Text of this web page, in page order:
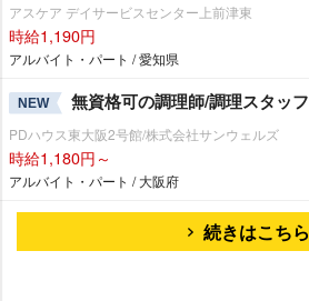
アスケア デイサービスセンター上前津東
時給1,190円
アルバイト・パート / 愛知県
NEW 無資格可の調理師/調理スタッフ
PDハウス東大阪2号館/株式会社サンウェルズ
時給1,180円～
アルバイト・パート / 大阪府
続きはこちら